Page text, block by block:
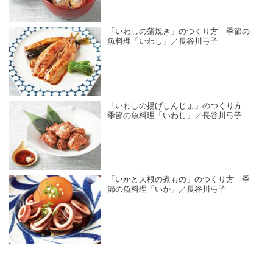
「いわしの蒲焼き」のつくり方｜季節の
魚料理「いわし」／長谷川弓子
「いわしの揚げしんじょ」のつくり方｜
季節の魚料理「いわし」／長谷川弓子
「いかと大根の煮もの」のつくり方｜季
節の魚料理「いか」／長谷川弓子